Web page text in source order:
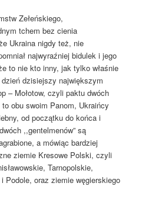
Zełeńskiego,
tchem bez cienia
Ukraina nigdy też, nie
najwyraźniej bidulek i jego
to nie kto inny, jak tylko właśnie
dzisiejszy największym
– Mołotow, czyli paktu dwóch
obu swoim Panom, Ukraińcy
od początku do końca i
,,gentelmenów” są
a mówiąc bardziej
ziemie Kresowe Polski, czyli
Tarnopolskie,
Podole, oraz ziemie węgierskiego